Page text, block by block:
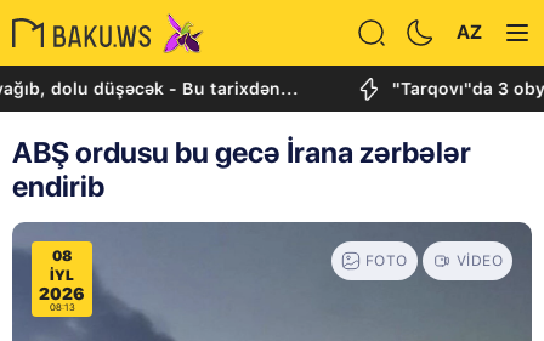
AZ
düşəcək - Bu tarixdən... "Tarqovı"da 3 obyektdə və
ABŞ ordusu bu gecə İrana zərbələr
endirib
08
IYL
2026
08:13
FOTO VIDEO